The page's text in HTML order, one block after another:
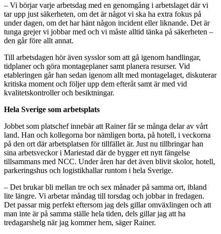
– Vi börjar varje arbetsdag med en genomgång i arbetslaget där vi
tar upp just säkerheten, om det är något vi ska ha extra fokus på
under dagen, om det har hänt någon incident eller liknande. Det är
tunga grejer vi jobbar med och vi måste alltid tänka på säkerheten –
den går före allt annat.
Till arbetsdagen hör även sysslor som att gå igenom handlingar,
tidplaner och göra montageplaner samt planera resurser. Vid
etableringen går han sedan igenom allt med montagelaget, diskuterar
kritiska moment och följer upp dem efteråt samt är med vid
kvalitetskontroller och besiktningar.
Hela Sverige som arbetsplats
Jobbet som platschef innebär att Rainer får se många delar av vårt
land. Han och kollegorna bor nämligen borta, på hotell, i veckorna
på den ort där arbetsplatsen för tillfället är. Just nu tillbringar han
sina arbetsveckor i Mariestad där de bygger ett nytt fängelse
tillsammans med NCC. Under åren har det även blivit skolor, hotell,
parkeringshus och logistikhallar runtom i hela Sverige.
– Det brukar bli mellan tre och sex månader på samma ort, ibland
lite längre. Vi arbetar måndag till torsdag och jobbar in fredagen.
Det passar mig perfekt eftersom jag dels gillar omväxlingen och att
man inte är på samma ställe hela tiden, dels gillar jag att ha
tredagarshelg när jag kommer hem, säger Rainer.